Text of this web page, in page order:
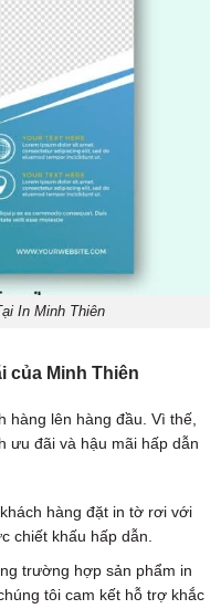
In Minh Thiên
của Minh Thiên
hàng lên hàng đầu. Vì thế,
ưu đãi và hậu mãi hấp dẫn
hàng đặt in tờ rơi với
chiết khấu hấp dẫn.
trường hợp sản phẩm in
tôi cam kết hỗ trợ khắc